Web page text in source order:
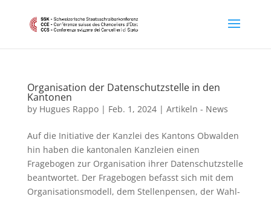
Organisation der Datenschutzstelle in den
Kantonen
by Hugues Rappo| Feb. 1, 2024| Artikeln - News
Auf die Initiative der Kanzlei des Kantons Obwalden
hin haben die kantonalen Kanzleien einen
Fragebogen zur Organisation ihrer Datenschutzstelle
beantwortet. Der Fragebogen befasst sich mit dem
Organisationsmodell, dem Stellenpensen, der Wahl-